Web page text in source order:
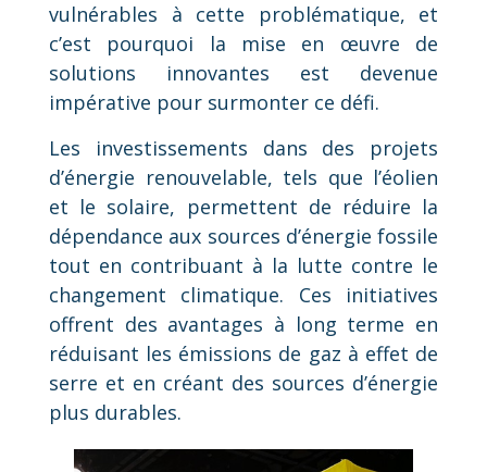
vulnérables à cette problématique, et
c’est pourquoi la mise en œuvre de
solutions innovantes est devenue
impérative pour surmonter ce défi.
Les investissements dans des projets
d’énergie renouvelable, tels que l’éolien
et le solaire, permettent de réduire la
dépendance aux sources d’énergie fossile
tout en contribuant à la lutte contre le
changement climatique. Ces initiatives
offrent des avantages à long terme en
réduisant les émissions de gaz à effet de
serre et en créant des sources d’énergie
plus durables.